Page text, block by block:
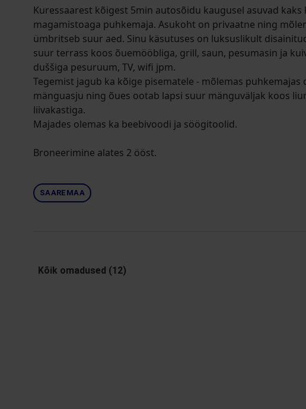
Kuressaarest kõigest 5min autosõidu kaugusel asuvad kaks
magamistoaga puhkemaja. Asukoht on privaatne ning
ümbritseb suur aed. Sinu käsutuses on luksuslikult
suur terrass koos õuemööbliga, grill, saun, pesumasin ja
duššiga pesuruum, TV, wifi jpm.
Tegemist jagub ka kõige pisematele - mõlemas puhkemajas
mänguasju ning õues ootab lapsi suur mänguväljak koos
liivakastiga.
Majades olemas ka beebivoodi ja söögitoolid.
Broneerimine alates 2 ööst.
SAAREMAA
Kõik omadused (12)